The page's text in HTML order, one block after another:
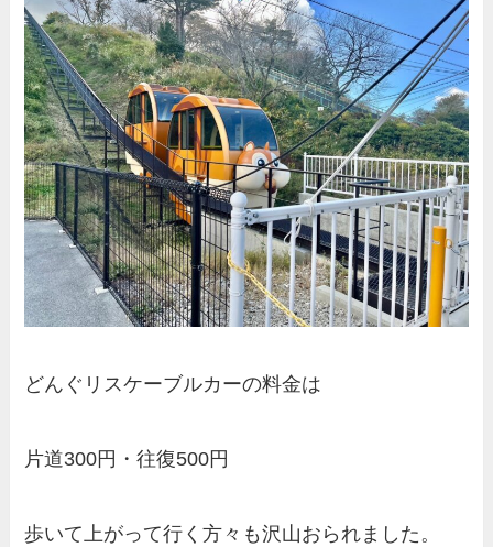
どんぐリスケーブルカーの料金は
片道300円・往復500円
歩いて上がって行く方々も沢山おられました。